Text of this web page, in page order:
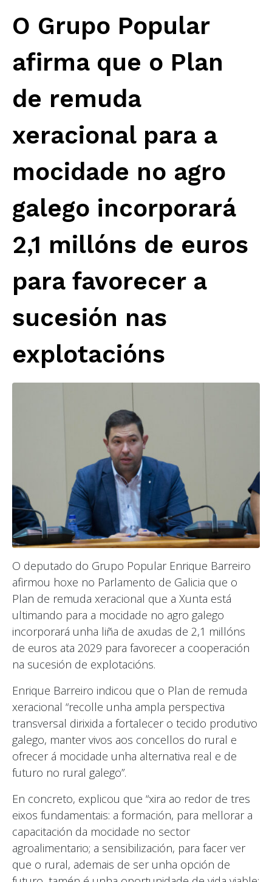
O Grupo Popular
afirma que o Plan
de remuda
xeracional para a
mocidade no agro
galego incorporará
2,1 millóns de euros
para favorecer a
sucesión nas
explotacións
O deputado do Grupo Popular Enrique Barreiro
afirmou hoxe no Parlamento de Galicia que o
Plan de remuda xeracional que a Xunta está
ultimando para a mocidade no agro galego
incorporará unha liña de axudas de 2,1 millóns
de euros ata 2029 para favorecer a cooperación
na sucesión de explotacións.
Enrique Barreiro indicou que o Plan de remuda
xeracional “recolle unha ampla perspectiva
transversal dirixida a fortalecer o tecido produtivo
galego, manter vivos aos concellos do rural e
ofrecer á mocidade unha alternativa real e de
futuro no rural galego”.
En concreto, explicou que “xira ao redor de tres
eixos fundamentais: a formación, para mellorar a
capacitación da mocidade no sector
agroalimentario; a sensibilización, para facer ver
que o rural, ademais de ser unha opción de